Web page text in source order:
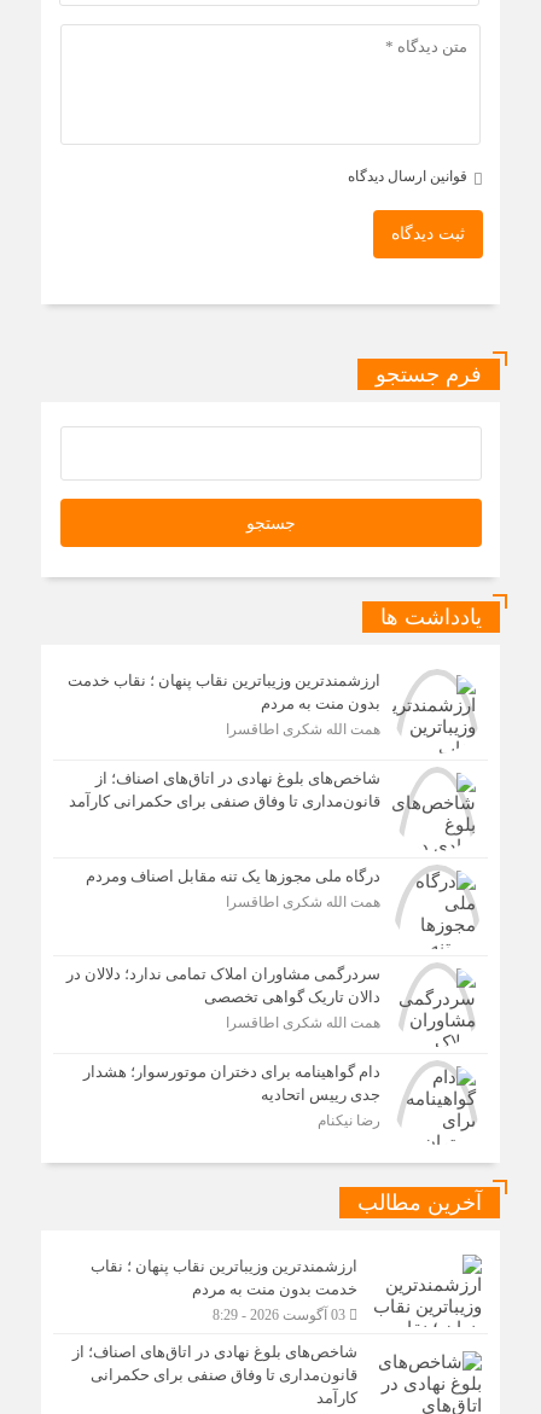
قوانین ارسال دیدگاه
ثبت دیدگاه
فرم جستجو
یادداشت ها
ارزشمندترین وزیباترین نقاب پنهان ؛ نقاب خدمت
بدون منت به مردم
همت الله شکری اطاقسرا
شاخص‌های بلوغ نهادی در اتاق‌های اصناف؛ از
قانون‌مداری تا وفاق صنفی برای حکمرانی کارآمد
درگاه ملی مجوزها یک تنه مقابل اصناف ومردم
همت الله شکری اطاقسرا
سردرگمی مشاوران املاک تمامی ندارد؛ دلالان در
دالان تاریک گواهی تخصصی
همت الله شکری اطاقسرا
دام گواهینامه برای دختران موتورسوار؛ هشدار
جدی رییس اتحادیه
رضا نیکنام
آخرین مطالب
ارزشمندترین وزیباترین نقاب پنهان ؛ نقاب
خدمت بدون منت به مردم
03 آگوست 2026 - 8:29
شاخص‌های بلوغ نهادی در اتاق‌های اصناف؛ از
قانون‌مداری تا وفاق صنفی برای حکمرانی
کارآمد